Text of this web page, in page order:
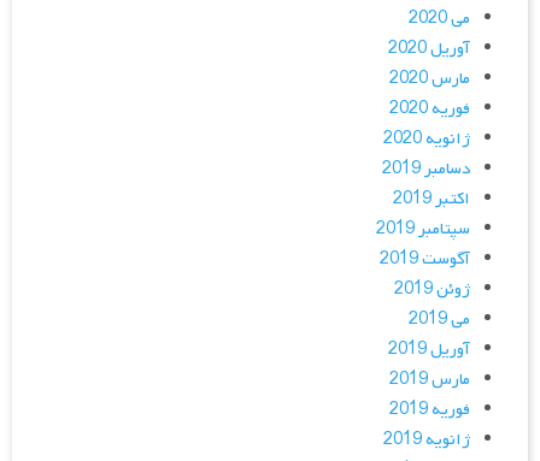
می 2020
آوریل 2020
مارس 2020
فوریه 2020
ژانویه 2020
دسامبر 2019
اکتبر 2019
سپتامبر 2019
آگوست 2019
ژوئن 2019
می 2019
آوریل 2019
مارس 2019
فوریه 2019
ژانویه 2019